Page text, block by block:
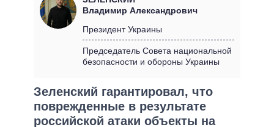
МНЕНИЯ
ОБЗОРЫ
ДАЙДЖЕСТЫ
МИР
ВСЕ ПОЛИТИКИ
ПРЕЗИДЕНТ И ОФИС
КАБИНЕТ МИНИСТРОВ
МЭРЫ
ВСЕ ПЕРСОНЫ
ИНФОГРАФИКА
ВИДЕО
ПОДДЕРЖАТЬ
СРАВНЕНИЕ ПОЛИТИКОВ
Владимир Александрович
Президент Украины
Председатель Совета национальной
безопасности и обороны Украины
Зеленский гарантировал, что
поврежденные в результате
российской атаки объекты на